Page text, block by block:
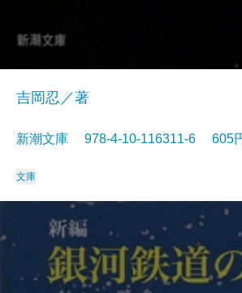
吉岡忍／著
新潮文庫 978-4-10-116311-6 605
文庫